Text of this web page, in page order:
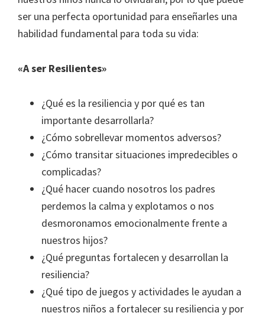
ser una perfecta oportunidad para enseñarles una
habilidad fundamental para toda su vida:
«A ser Resilientes»
¿Qué es la resiliencia y por qué es tan
importante desarrollarla?
¿Cómo sobrellevar momentos adversos?
¿Cómo transitar situaciones impredecibles o
complicadas?
¿Qué hacer cuando nosotros los padres
perdemos la calma y explotamos o nos
desmoronamos emocionalmente frente a
nuestros hijos?
¿Qué preguntas fortalecen y desarrollan la
resiliencia?
¿Qué tipo de juegos y actividades le ayudan a
nuestros niños a fortalecer su resiliencia y por